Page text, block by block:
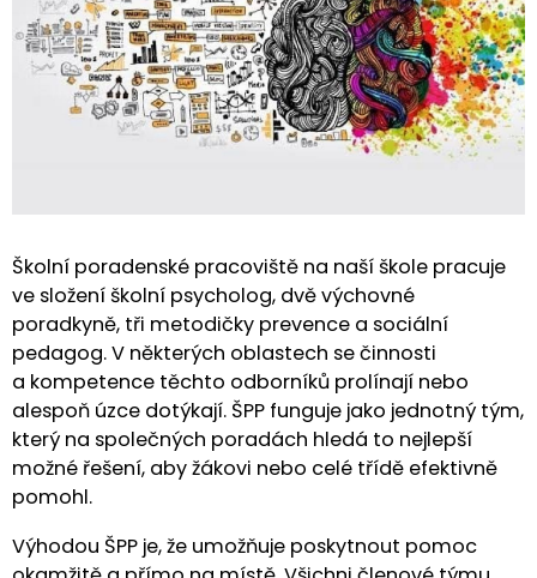
Školní poradenské pracoviště na naší škole pracuje
ve složení školní psycholog, dvě výchovné
poradkyně, tři metodičky prevence a sociální
pedagog. V některých oblastech se činnosti
a kompetence těchto odborníků prolínají nebo
alespoň úzce dotýkají. ŠPP funguje jako jednotný tým,
který na společných poradách hledá to nejlepší
možné řešení, aby žákovi nebo celé třídě efektivně
pomohl.
Výhodou ŠPP je, že umožňuje poskytnout pomoc